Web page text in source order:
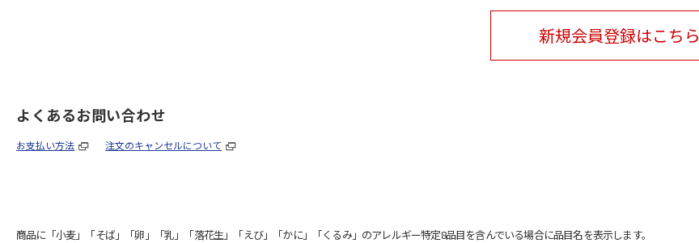
新規会員登録はこちら
よくあるお問い合わせ
お支払い方法 注文のキャンセルについて
商品に「小麦」「そば」「卵」「乳」「落花生」「えび」「かに」「くるみ」のアレルギー特定8品目を含んでいる場合に品目名を表示します。